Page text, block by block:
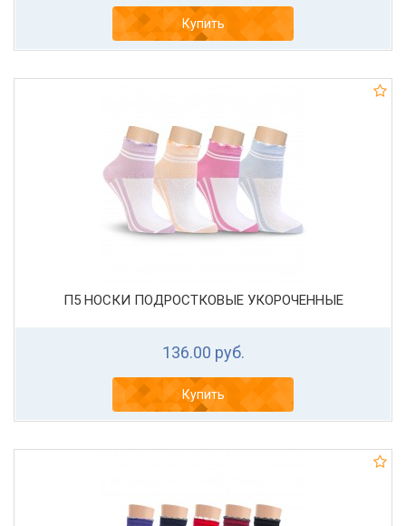
Купить
П5 НОСКИ ПОДРОСТКОВЫЕ УКОРОЧЕННЫЕ
136.00 руб.
Купить